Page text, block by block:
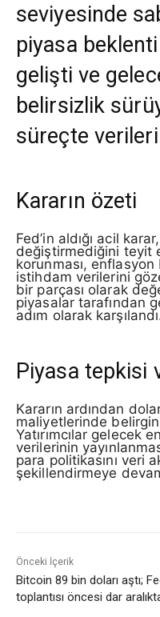
seviyesinde
piyasa
gelişti ve
belirsizlik
süreçte
Kararın özeti
Fed’in aldığı acil
değiştirmediğini teyit
korunması, enflasyon
istihdam verilerini
bir parçası olarak
piyasalar tarafından
adım olarak
Piyasa tepkisi
Kararın ardından
maliyetlerinde belirgin
Yatırımcılar gelecek
verilerinin
para politikasını veri
şekillendirmeye
Önceki İçerik
Bitcoin 89 bin doları aştı;
toplantısı öncesi dar